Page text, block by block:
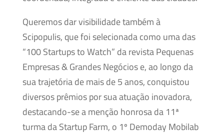
Queremos dar visibilidade também à
Scipopulis, que foi selecionada como uma das
“100 Startups to Watch” da revista Pequenas
Empresas & Grandes Negócios e, ao longo da
sua trajetória de mais de 5 anos, conquistou
diversos prêmios por sua atuação inovadora,
destacando-se a menção honrosa da 11ª
turma da Startup Farm, o 1º Demoday Mobilab